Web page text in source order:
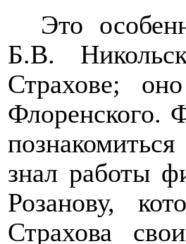
Это
Б.В.
Страхове;
Флоренского.
знал работы
Розанову,
Страхова